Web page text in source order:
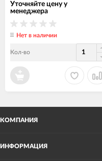
Уточняйте цену у
менеджера
Нет в наличии
Кол-во
КОМПАНИЯ
ИНФОРМАЦИЯ